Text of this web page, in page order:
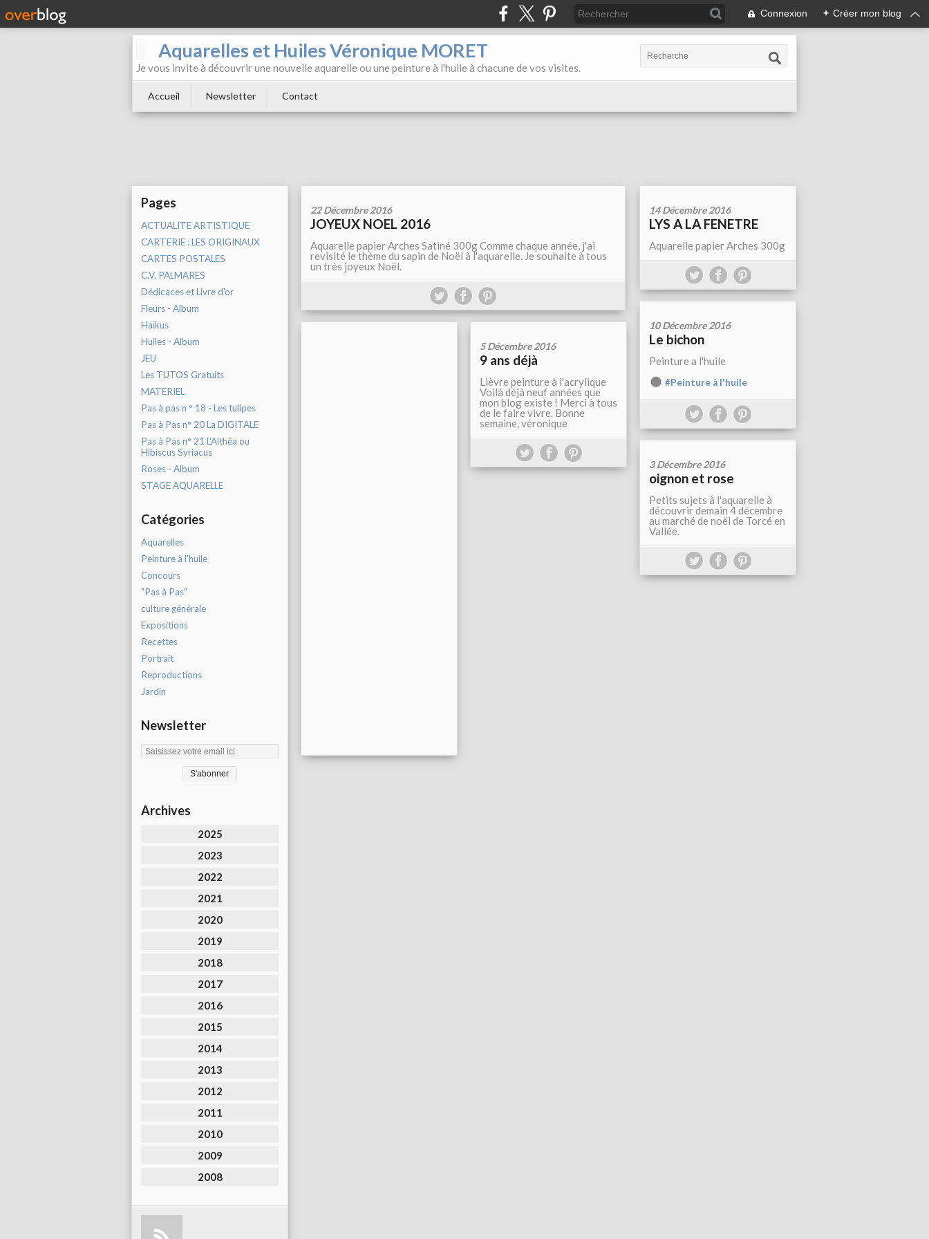
Connexion + Créer mon blog
Aquarelles et Huiles Véronique MORET
Je vous invite à découvrir une nouvelle aquarelle ou une peinture à l'huile à chacune de vos visites.
Accueil Newsletter Contact
Pages
ACTUALITE ARTISTIQUE
CARTERIE : LES ORIGINAUX
CARTES POSTALES
C.V. PALMARES
Dédicaces et Livre d'or
Fleurs - Album
Haïkus
Huiles - Album
JEU
Les TUTOS Gratuits
MATERIEL
Pas à pas n ° 18 - Les tulipes
Pas à Pas n° 20 La DIGITALE
Pas à Pas n° 21 L'Althéa ou
Hibiscus Syriacus
Roses - Album
STAGE AQUARELLE
Catégories
Aquarelles
Peinture à l'huile
Concours
"Pas à Pas"
culture générale
Expositions
Recettes
Portrait
Reproductions
Jardin
Newsletter
Archives
2025
2023
2022
2021
2020
2019
2018
2017
2016
2015
2014
2013
2012
2011
2010
2009
2008
22 Décembre 2016
JOYEUX NOEL 2016
Aquarelle papier Arches Satiné 300g Comme chaque année, j'ai
revisité le thème du sapin de Noël à l'aquarelle. Je souhaite à tous
un très joyeux Noël.
14 Décembre 2016
LYS A LA FENETRE
Aquarelle papier Arches 300g
10 Décembre 2016
Le bichon
Peinture a l'huile
#Peinture à l'huile
5 Décembre 2016
9 ans déjà
Lièvre peinture à l'acrylique
Voilà déjà neuf années que
mon blog existe ! Merci à tous
de le faire vivre. Bonne
semaine, véronique
3 Décembre 2016
oignon et rose
Petits sujets à l'aquarelle à
découvrir demain 4 décembre
au marché de noël de Torcé en
Vallée.